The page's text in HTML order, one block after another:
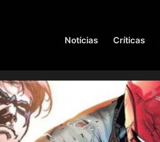
Notícias Críticas